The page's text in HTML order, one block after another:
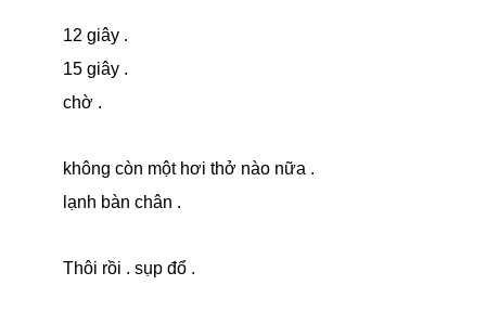
12 giây .
15 giây .
chờ .
không còn một hơi thở nào nữa .
lạnh bàn chân .
Thôi rồi . sụp đổ .